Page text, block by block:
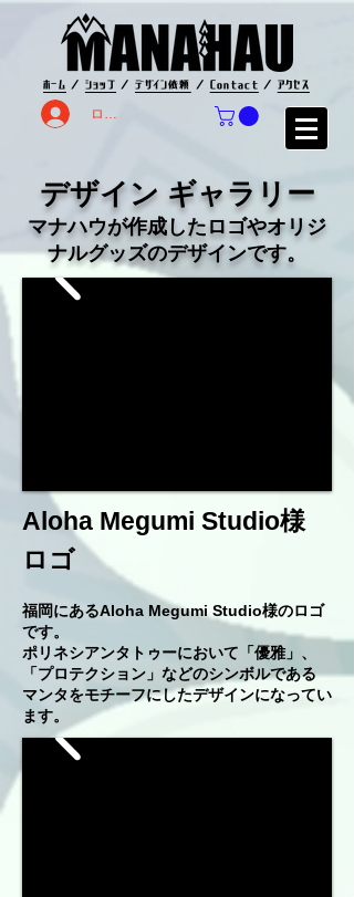
ホーム ／ ショップ ／ デザイン依頼 ／ Contact ／ アクセス
ログイン
デザイン ギャラリー
マナハウが作成したロゴやオリジ
ナルグッズのデザインです。
Aloha Megumi Studio様
ロゴ
福岡にあるAloha Megumi Studio様のロゴ
です。
ポリネシアンタトゥーにおいて「優雅」、
「プロテクション」などのシンボルである
​マンタをモチーフにしたデザインになってい
ます。